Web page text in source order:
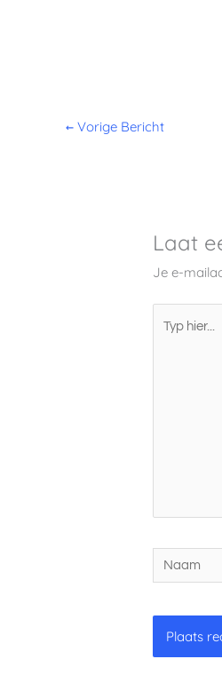
← Vorige Bericht
Laat
Je e-
hier...
Naam